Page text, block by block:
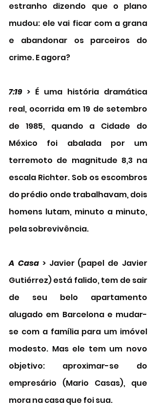
estranho dizendo que o plano
mudou: ele vai ficar com a grana
e abandonar os parceiros do
crime. E agora?
7:19 > É uma história dramática
real, ocorrida em 19 de setembro
de 1985, quando a Cidade do
México foi abalada por um
terremoto de magnitude 8,3 na
escala Richter. Sob os escombros
do prédio onde trabalhavam, dois
homens lutam, minuto a minuto,
pela sobrevivência.
A Casa > Javier (papel de Javier
Gutiérrez) está falido, tem de sair
de seu belo apartamento
alugado em Barcelona e mudar-
se com a família para um imóvel
modesto. Mas ele tem um novo
objetivo: aproximar-se do
empresário (Mario Casas), que
mora na casa que foi sua.